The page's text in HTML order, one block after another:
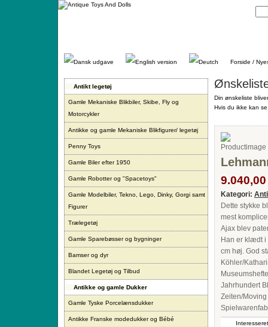
Gå
Forside /
Antikt legetøj
Gamle Mekaniske Blikbiler, Skibe, Fly og
Motorcykler
Antikke og gamle Mekaniske Blikfigurer/ legetøj
Penny Toys
Gamle Biler efter 1950
Gamle Robotter og "Spacetoys"
Gamle Modelbiler, Tekno, Lego, Dinky, Gorgi samt
Figurer
Trælegetøj
Gamle Sparebøsser og bygninger
Bamser og dyr
Blandet Legetøj og Tilbud
Antikke og gamle Dukker
Gamle Tyske Porcelænsdukker
Antikke Franske modedukker og Bébé
Din ønskeliste
Hvis du ikke kan
Kategori:
Dette stykke
mest
Ajax blev
Han er klædt i
cm høj. God
Köhler/
Jahrhundert
Zeiten/